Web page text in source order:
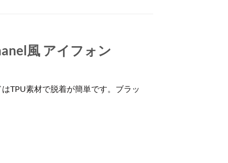
風 アイフォン
TPU素材で脱着が簡単です。ブラッ